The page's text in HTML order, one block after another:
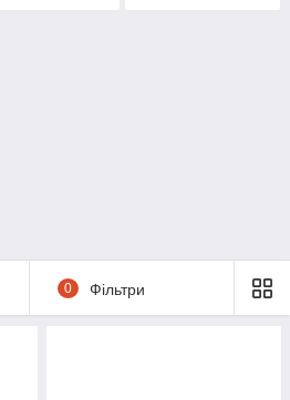
0 Фільтри